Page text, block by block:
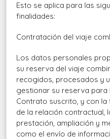
Esto se aplica para las
finalidades:
Contratación del viaje
Los datos personales
su reserva del viaje
recogidos, procesados y
gestionar su reserva
Contrato suscrito, y con la
de la relación contractual,
prestación, ampliación y
como el envío de